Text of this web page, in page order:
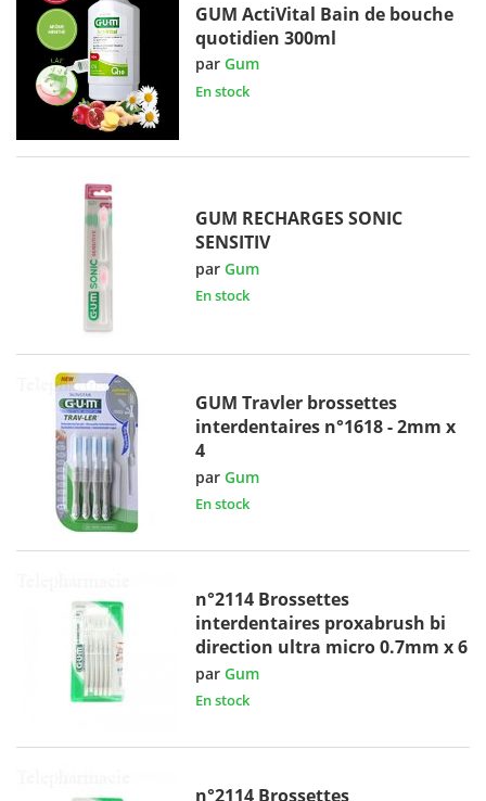
GUM ActiVital Bain de bouche
quotidien 300ml
parGum
En stock
GUM RECHARGES SONIC
SENSITIV
parGum
En stock
GUM Travler brossettes
interdentaires n°1618 - 2mm x
4
parGum
En stock
n°2114 Brossettes
interdentaires proxabrush bi
direction ultra micro 0.7mm x 6
parGum
En stock
n°2114 Brossettes